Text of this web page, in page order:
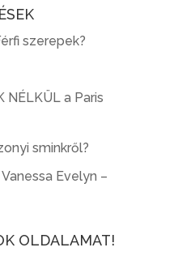
szerepek?
NÉLKÜL a Paris
sminkről?
Evelyn –
OLDALAMAT!